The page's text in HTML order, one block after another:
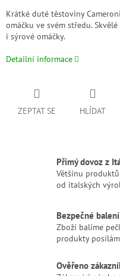
Krátké duté těstoviny
omáčku ve svém středu.
i sýrové omáčky.
Detailní informace
ZEPTAT SE HLÍDAT
Přímý dovoz z
Většinu
od italských
Bezpečné
Zboží balíme
produkty
Ověřeno